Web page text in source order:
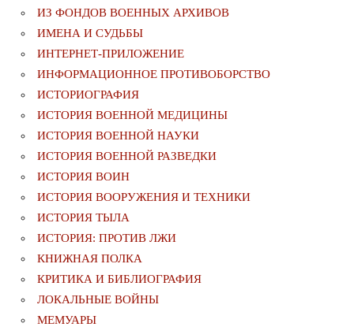
ИЗ ФОНДОВ ВОЕННЫХ АРХИВОВ
ИМЕНА И СУДЬБЫ
ИНТЕРНЕТ-ПРИЛОЖЕНИЕ
ИНФОРМАЦИОННОЕ ПРОТИВОБОРСТВО
ИСТОРИОГРАФИЯ
ИСТОРИЯ ВОЕННОЙ МЕДИЦИНЫ
ИСТОРИЯ ВОЕННОЙ НАУКИ
ИСТОРИЯ ВОЕННОЙ РАЗВЕДКИ
ИСТОРИЯ ВОИН
ИСТОРИЯ ВООРУЖЕНИЯ И ТЕХНИКИ
ИСТОРИЯ ТЫЛА
ИСТОРИЯ: ПРОТИВ ЛЖИ
КНИЖНАЯ ПОЛКА
КРИТИКА И БИБЛИОГРАФИЯ
ЛОКАЛЬНЫЕ ВОЙНЫ
МЕМУАРЫ